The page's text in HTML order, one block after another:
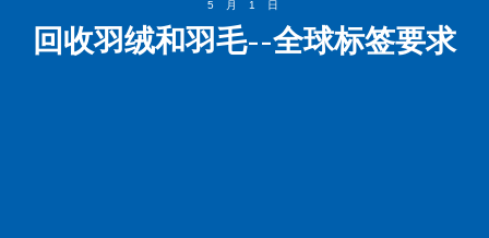
5 月 1 日
回收羽绒和羽毛--全球标签要求